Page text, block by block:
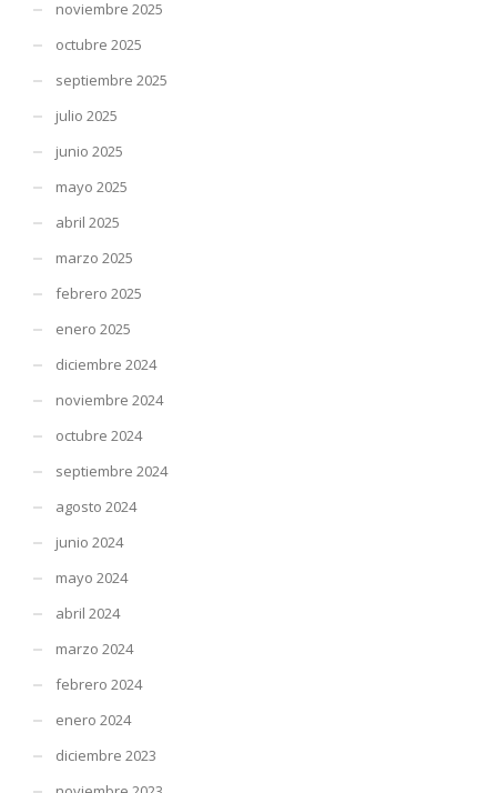
noviembre 2025
octubre 2025
septiembre 2025
julio 2025
junio 2025
mayo 2025
abril 2025
marzo 2025
febrero 2025
enero 2025
diciembre 2024
noviembre 2024
octubre 2024
septiembre 2024
agosto 2024
junio 2024
mayo 2024
abril 2024
marzo 2024
febrero 2024
enero 2024
diciembre 2023